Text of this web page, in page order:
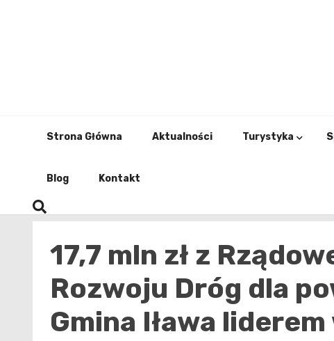
Strona Główna Aktualności Turystyka
Blog Kontakt
17,7 mln zł z
Rozwoju Dróg dla
Gmina Iława